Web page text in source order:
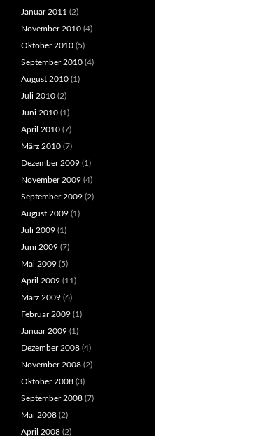
Januar 2011 (2)
November 2010 (4)
Oktober 2010 (5)
September 2010 (4)
August 2010 (1)
Juli 2010 (2)
Juni 2010 (1)
April 2010 (7)
März 2010 (7)
Dezember 2009 (1)
November 2009 (4)
September 2009 (2)
August 2009 (1)
Juli 2009 (1)
Juni 2009 (7)
Mai 2009 (5)
April 2009 (11)
März 2009 (6)
Februar 2009 (1)
Januar 2009 (1)
Dezember 2008 (4)
November 2008 (2)
Oktober 2008 (3)
September 2008 (7)
Mai 2008 (2)
April 2008 (2)